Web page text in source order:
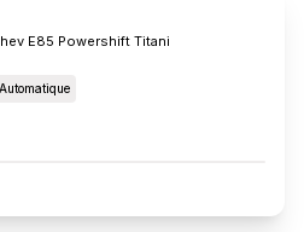
E85 Powershift Titani
Automatique